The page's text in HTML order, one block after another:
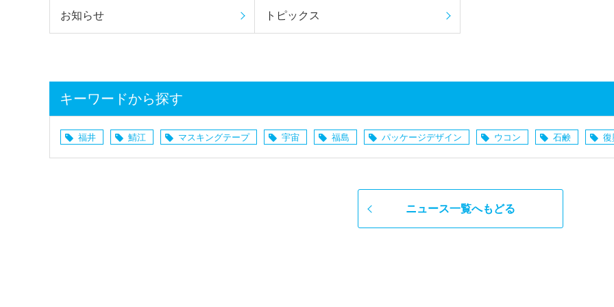
お知らせ トピックス
キーワードから探す
福井 鯖江 マスキングテープ 宇宙 福島 パッケージデザイン ウコン 石鹸 復
ニュース一覧へもどる